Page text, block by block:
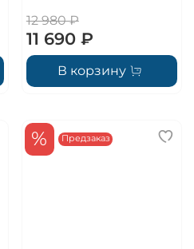
12 980 ₽
11 690 ₽
В корзину
% Предзаказ